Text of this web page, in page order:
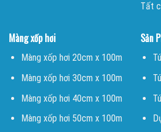
Tất
Màng xốp hơi
Màng xốp hơi 20cm x 100m
Màng xốp hơi 30cm x 100m
Màng xốp hơi 40cm x 100m
Màng xốp hơi 50cm x 100m
Sản